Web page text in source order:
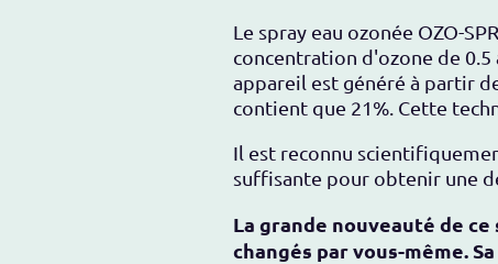
Le spray eau ozonée OZO-
concentration d'ozone de 0.5
appareil est généré à partir
contient que 21%. Cette
Il est reconnu
suffisante pour obtenir une
La grande nouveauté de
changés par vous-même.